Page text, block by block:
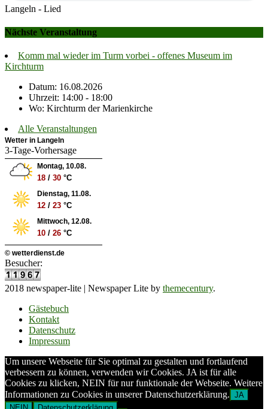
Langeln - Lied
Nächste Veranstaltung
Komm mal wieder im Turm vorbei - offenes Museum im
Kirchturm
Datum: 16.08.2026
Uhrzeit: 14:00 - 18:00
Wo: Kirchturm der Marienkirche
Alle Veranstaltungen
Wetter in Langeln
3-Tage-Vorhersage
Montag, 10.08.
18 / 30 °C
Dienstag, 11.08.
12 / 23 °C
Mittwoch, 12.08.
10 / 26 °C
© wetterdienst.de
Besucher:
2018 newspaper-lite | Newspaper Lite by themecentury.
Gästebuch
Kontakt
Datenschutz
Impressum
Um unsere Webseite für Sie optimal zu gestalten und fortlaufend
verbessern zu können, verwenden wir Cookies. JA ist für alle
Cookies zu klicken, NEIN für nur funktionale der Webseite. Weitere
Informationen zu Cookies in unserer Datenschutzerklärung. JA